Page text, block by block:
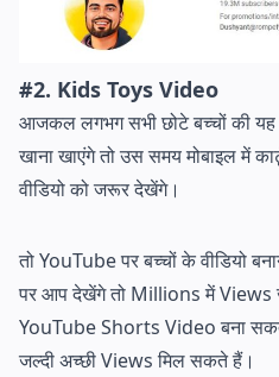
#2. Kids Toys Video
आजकल लगभग सभी छोटे बच्चों की
खाना खाएंगे तो उस समय मोबाइल में
वीडियो को जरूर देखेंगे।
तो YouTube पर बच्चों के वीडियो
पर आप देखेंगे तो Millions में Views
YouTube Shorts Video बना
जल्दी अच्छी Views मिल सकते हैं।